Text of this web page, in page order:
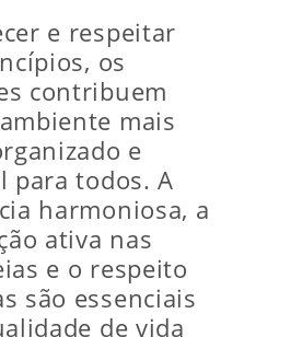
e respeitar
os
contribuem
mais
e
para todos. A
harmoniosa, a
ativa nas
e o respeito
são essenciais
de vida